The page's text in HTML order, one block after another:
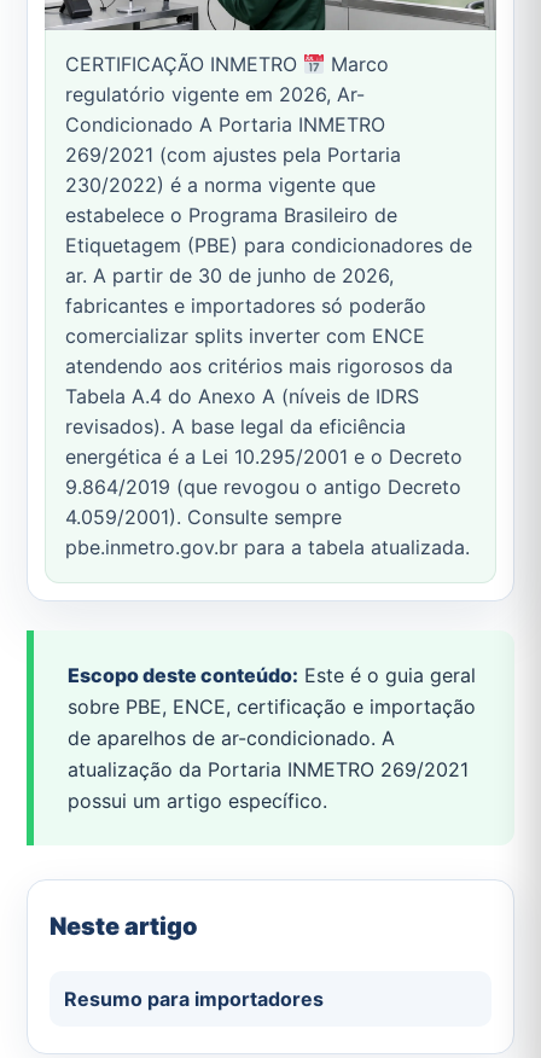
CERTIFICAÇÃO INMETRO
Marco
regulatório vigente em 2026, Ar-
Condicionado A Portaria INMETRO
269/2021 (com ajustes pela Portaria
230/2022) é a norma vigente que
estabelece o Programa Brasileiro de
Etiquetagem (PBE) para condicionadores de
ar. A partir de 30 de junho de 2026,
fabricantes e importadores só poderão
comercializar splits inverter com ENCE
atendendo aos critérios mais rigorosos da
Tabela A.4 do Anexo A (níveis de IDRS
revisados). A base legal da eficiência
energética é a Lei 10.295/2001 e o Decreto
9.864/2019 (que revogou o antigo Decreto
4.059/2001). Consulte sempre
pbe.inmetro.gov.br para a tabela atualizada.
Escopo deste conteúdo: Este é o guia geral
sobre PBE, ENCE, certificação e importação
de aparelhos de ar-condicionado. A
atualização da Portaria INMETRO 269/2021
possui um artigo específico.
Neste artigo
Resumo para importadores